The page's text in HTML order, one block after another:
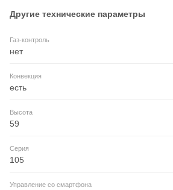
Другие технические параметры
Газ-контроль
нет
Конвекция
есть
Высота
59
Серия
105
Управление со смартфона